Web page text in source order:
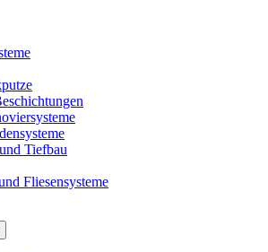
Tiefbau
Fliesensysteme